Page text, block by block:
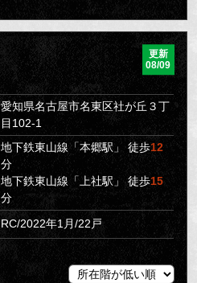
更新
08/09
愛知県名古屋市名東区社が丘３丁
目102-1
地下鉄東山線「本郷駅」 徒歩12
分
地下鉄東山線「上社駅」 徒歩15
分
RC/2022年1月/22戸